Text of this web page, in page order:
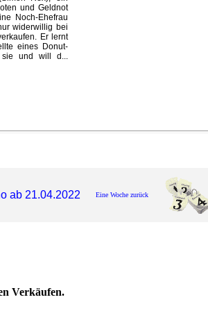
und Geldnot
Noch-Ehefrau
widerwillig bei
Er lernt
eines Donut-
sie und will d...
Eine Woche zurück
Verkäufen.